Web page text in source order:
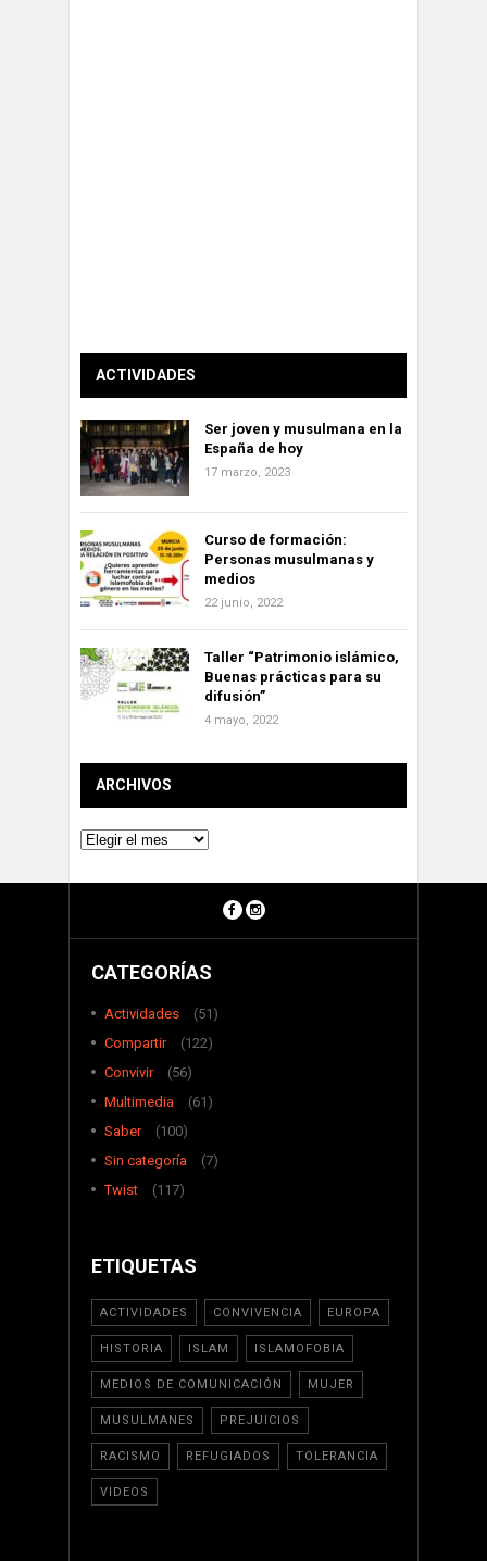
ACTIVIDADES
Ser joven y musulmana en la
España de hoy
17 marzo, 2023
Curso de formación:
Personas musulmanas y
medios
22 junio, 2022
Taller “Patrimonio islámico,
Buenas prácticas para su
difusión”
4 mayo, 2022
ARCHIVOS
Archivos
CATEGORÍAS
Actividades
(51)
Compartir
(122)
Convivir
(56)
Multimedia
(61)
Saber
(100)
Sin categoría
(7)
Twist
(117)
ETIQUETAS
ACTIVIDADES CONVIVENCIA EUROPA
HISTORIA ISLAM ISLAMOFOBIA
MEDIOS DE COMUNICACIÓN MUJER
MUSULMANES PREJUICIOS
RACISMO REFUGIADOS TOLERANCIA
VIDEOS